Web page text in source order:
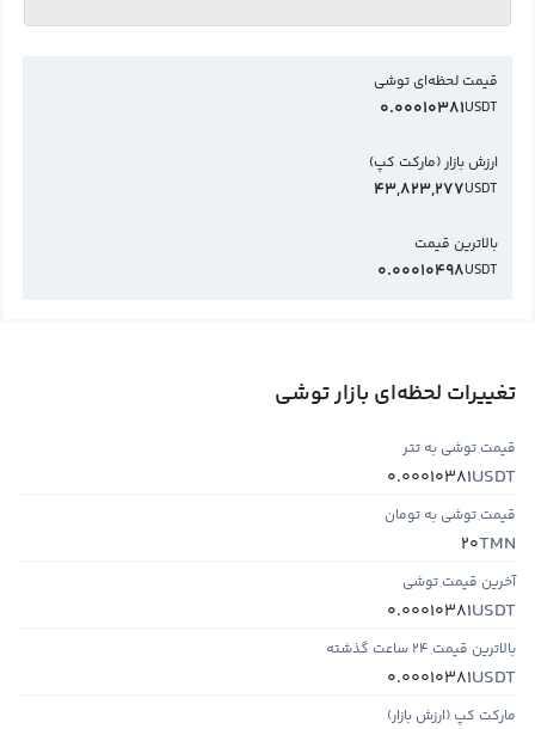
قیمت لحظه‌ای توشی
USDT
0.00010381
ارزش بازار (مارکت کپ)
USDT
43,823,277
بالاترین قیمت
USDT
0.00010498
تغییرات لحظه‌ای بازار توشی
قیمت توشی به تتر
USDT
0.00010381
قیمت توشی به تومان
TMN
20
آخرین قیمت توشی
USDT
0.00010381
بالاترین قیمت ۲۴ ساعت گذشته
USDT
0.00010381
مارکت کپ (ارزش بازار)